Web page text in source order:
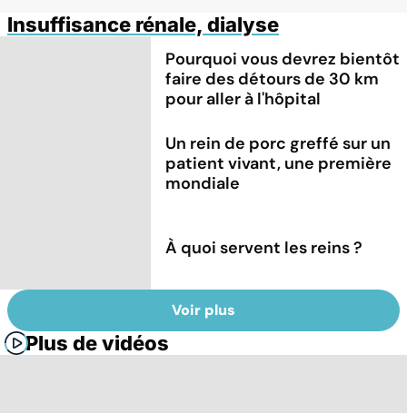
Insuffisance rénale, dialyse
Pourquoi vous devrez bientôt
faire des détours de 30 km
pour aller à l'hôpital
Un rein de porc greffé sur un
patient vivant, une première
mondiale
À quoi servent les reins ?
Voir plus
Plus de vidéos